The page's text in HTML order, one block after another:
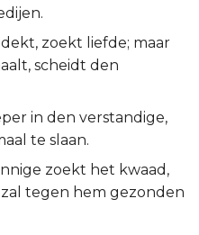
zoekt liefde; maar
scheidt den
in den verstandige,
te slaan.
zoekt het kwaad,
tegen hem gezonden